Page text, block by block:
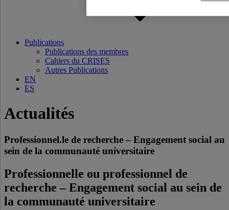
Publications
Publications des membres
Cahiers du CRISES
Autres Publications
EN
ES
Actualités
Professionnel.le de recherche – Engagement social au
sein de la communauté universitaire
Professionnelle ou professionnel de
recherche – Engagement social au sein de
la communauté universitaire